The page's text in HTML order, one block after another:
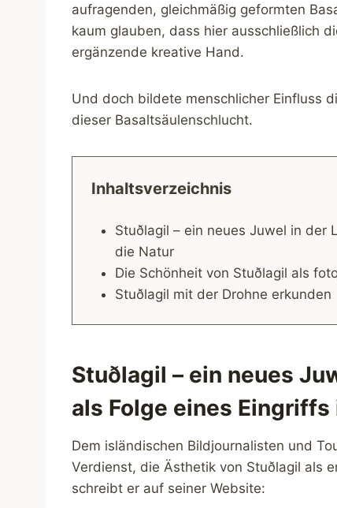
aufragenden, gleichmäßig geformten
kaum glauben, dass hier ausschließlich
ergänzende kreative Hand.
Und doch bildete menschlicher Einfluss
dieser Basaltsäulenschlucht.
Inhaltsverzeichnis
Stuðlagil – ein neues Juwel in der
die Natur
Die Schönheit von Stuðlagil als
Stuðlagil mit der Drohne erkunden
Stuðlagil – ein neues
als Folge eines
Dem isländischen Bildjournalisten und
Verdienst, die Ästhetik von Stuðlagil als
schreibt er auf seiner Website: